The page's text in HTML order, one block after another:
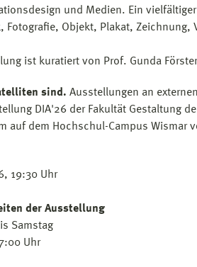
und Medien. Ein
Fotografie, Objekt, Plakat, Zeichnung,
ist kuratiert von Prof. Gunda
sind. Ausstellungen an
DIA'26 der Fakultät Gestaltung
auf dem Hochschul-Campus Wismar
19:30 Uhr
der Ausstellung
Samstag
Uhr